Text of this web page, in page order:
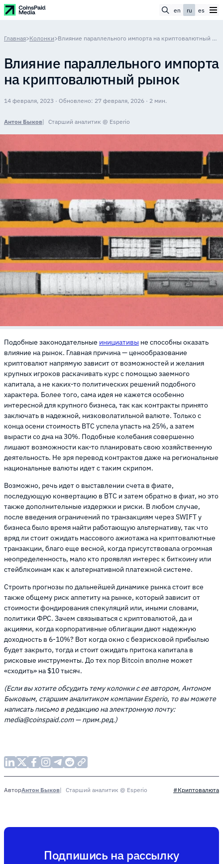
en ru es
Главная>Колонки> Влияние параллельного импорта на криптовалютный рынок
Влияние параллельного импорта
на криптовалютный рынок
14 февраля, 2023 · Обновлено: 27 февраля, 2026 · 2 мин.
Антон Быков Старший аналитик @ Esperio
Подобные законодательные инициативы не способны оказать
влияние на рынок. Главная причина — ценообразование
криптовалют напрямую зависит от возможностей и желания
крупных игроков раскачивать курс с помощью заемного
капитала, а не каких-то политических решений подобного
характера. Более того, сама идея не кажется особенно
интересной для крупного бизнеса, так как контракты принято
заключать в надежной, низковолатильной валюте. Только с
конца осени стоимость BTC успела упасть на 25%, а затем
вырасти со дна на 30%. Подобные колебания совершенно
лишают возможности как-то планировать свою хозяйственную
деятельность. Не зря перевод контрактов даже на региональные
национальные валюты идет с таким скрипом.
Возможно, речь идет о выставлении счета в фиате,
последующую конвертацию в BTC и затем обратно в фиат, но это
также дополнительные издержки и риски. В любом случае,
после введения ограничений по транзакциям через SWIFT у
бизнеса было время найти работающую альтернативу, так что
вряд ли стоит ожидать массового ажиотажа на криптовалютные
транзакции, благо еще весной, когда присутствовала огромная
неопределенность, мало кто проявлял интерес к биткоину или
стейблкоинам как к альтернативной платежной системе.
Строить прогнозы по дальнейшей динамике рынка стоит все
также общему риск аппетиту на рынке, который зависит от
стоимости фондирования спекуляций или, иными словами,
политики ФРС. Зачем связываться с криптовалютой, да и
акциями, когда корпоративные облигации дают надежную
доходность в 6-10%? Вот когда окно с безрисковой прибылью
будет закрыто, тогда и стоит ожидать притока капитала в
рисковые инструменты. До тех пор Bitcoin вполне может
«сходить» на $10 тысяч.
(Если вы хотите обсудить тему колонки с ее автором, Антоном
Быковым, старшим аналитиком компании Esperio, то вы можете
написать письмо в редакцию на электронную почту:
media@coinspaid.com— прим.ред.)
АвторАнтон Быков Старший аналитик @ Esperio #Криптовалюта
Подпишись на рассылку